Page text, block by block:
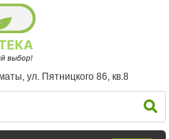
ул. Пятницкого 86, кв.8